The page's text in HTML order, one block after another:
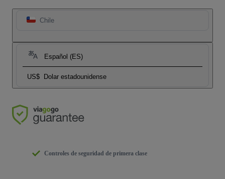
Chile
Español (ES)
US$ Dolar estadounidense
Controles de seguridad de primera clase